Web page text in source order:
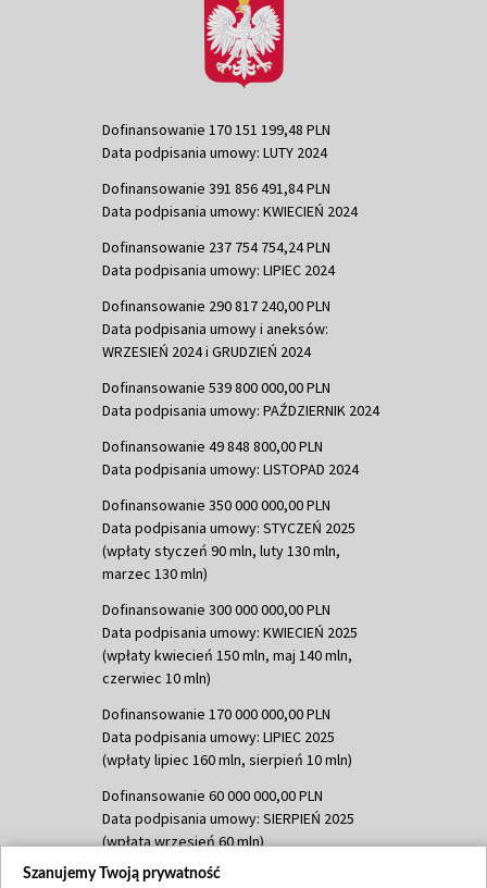
Dofinansowanie 170 151 199,48 PLN
Data podpisania umowy: LUTY 2024
Dofinansowanie 391 856 491,84 PLN
Data podpisania umowy: KWIECIEŃ 2024
Dofinansowanie 237 754 754,24 PLN
Data podpisania umowy: LIPIEC 2024
Dofinansowanie 290 817 240,00 PLN
Data podpisania umowy i aneksów:
WRZESIEŃ 2024 i GRUDZIEŃ 2024
Dofinansowanie 539 800 000,00 PLN
Data podpisania umowy: PAŹDZIERNIK 2024
Dofinansowanie 49 848 800,00 PLN
Data podpisania umowy: LISTOPAD 2024
Dofinansowanie 350 000 000,00 PLN
Data podpisania umowy: STYCZEŃ 2025
(wpłaty styczeń 90 mln, luty 130 mln,
marzec 130 mln)
Dofinansowanie 300 000 000,00 PLN
Data podpisania umowy: KWIECIEŃ 2025
(wpłaty kwiecień 150 mln, maj 140 mln,
czerwiec 10 mln)
Dofinansowanie 170 000 000,00 PLN
Data podpisania umowy: LIPIEC 2025
(wpłaty lipiec 160 mln, sierpień 10 mln)
Dofinansowanie 60 000 000,00 PLN
Data podpisania umowy: SIERPIEŃ 2025
(wpłata wrzesień 60 mln)
Dofinansowanie 635 783 051,21 PLN
Szanujemy Twoją prywatność